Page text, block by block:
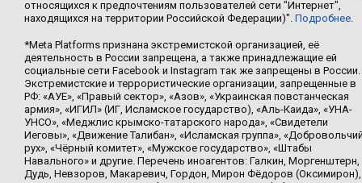
относящихся к предпочтениям пользователей сети "Интернет",
находящихся на территории Российской Федерации)". Подробнее.
*Meta Platforms признана экстремистской организацией, её
деятельность в России запрещена, а также принадлежащие ей
социальные сети Facebook и Instagram так же запрещены в России.
Экстремистские и террористические организации, запрещенные в
РФ: «АУЕ», «Правый сектор», «Азов», «Украинская повстанческая
армия», «ИГИЛ» (ИГ, Исламское государство), «Аль-Каида», «УНА-
УНСО», «Меджлис крымско-татарского народа», «Свидетели
Иеговы», «Движение Талибан», «Исламская группа»,
рух», «Чёрный комитет», «Мужское государство», «Штабы
Навального» и другие. Перечень иноагентов: Галкин, Моргенштерн,
Дудь, Невзоров, Макаревич, Гордон, Мирон Фёдоров (Оксимирон),